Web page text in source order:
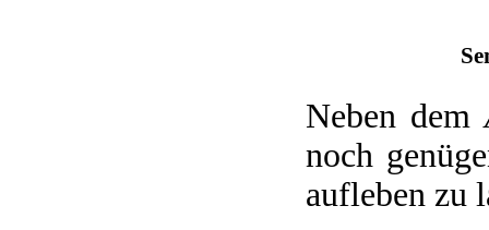
Neben dem
noch
aufleben zu